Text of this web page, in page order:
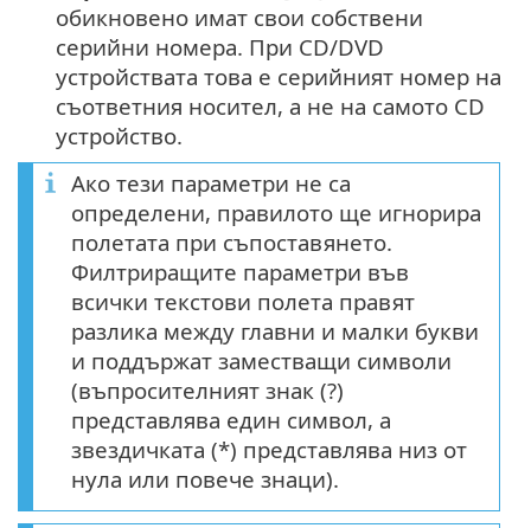
обикновено имат свои собствени
серийни номера. При CD/DVD
устройствата това е серийният номер на
съответния носител, а не на самото CD
устройство.
Ако тези параметри не са
определени, правилото ще игнорира
полетата при съпоставянето.
Филтриращите параметри във
всички текстови полета правят
разлика между главни и малки букви
и поддържат заместващи символи
(въпросителният знак (?)
представлява един символ, а
звездичката (*) представлява низ от
нула или повече знаци).